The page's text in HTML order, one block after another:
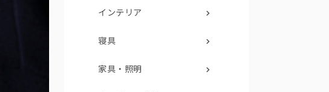
インテリア
寝具
家具・照明